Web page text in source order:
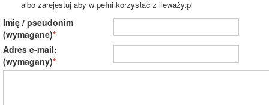
albo zarejestuj aby w pełni korzystać z ileważy.pl
Imię / pseudonim
(wymagane)
Adres e-mail:
(wymagany)